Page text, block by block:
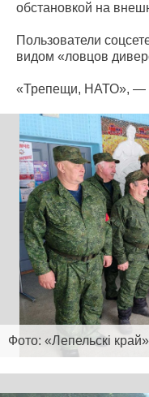
обстановкой на
Пользователи
видом «ловцов
«Трепещи, НАТО», —
Фото: «Лепельскі край»